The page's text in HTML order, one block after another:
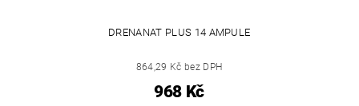
DRENANAT PLUS 14 AMPULE
864,29 Kč bez DPH
968 Kč